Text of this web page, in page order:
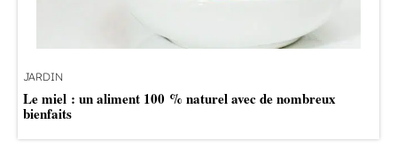
JARDIN
Le miel : un aliment 100 % naturel avec de nombreux
bienfaits